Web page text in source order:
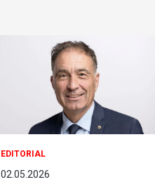
EDITORIAL
02.05.2026